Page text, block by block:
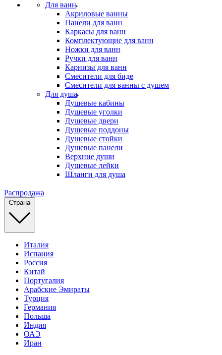
Для ванн
Акриловые ванны
Панели для ванн
Каркасы для ванн
Комплектующие для ванн
Ножки для ванн
Ручки для ванн
Карнизы для ванн
Смесители для биде
Смесители для ванны с душем
Для душа
Душевые кабины
Душевые уголки
Душевые двери
Душевые поддоны
Душевые стойки
Душевые панели
Верхние души
Душевые лейки
Шланги для душа
Распродажа
Страна
Италия
Испания
Россия
Китай
Португалия
Арабские Эмираты
Турция
Германия
Польша
Индия
ОАЭ
Иран